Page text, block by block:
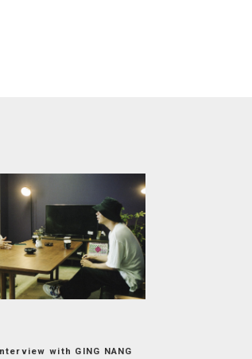
interview with GING NANG